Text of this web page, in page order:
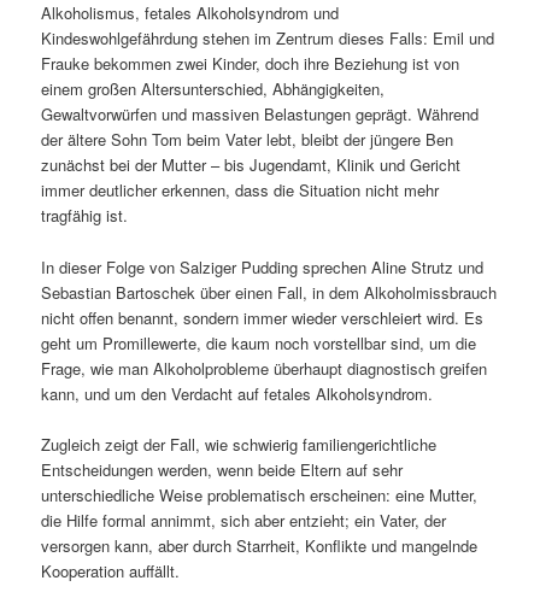
Alkoholismus, fetales Alkoholsyndrom und
Kindeswohlgefährdung stehen im Zentrum dieses Falls: Emil und
Frauke bekommen zwei Kinder, doch ihre Beziehung ist von
einem großen Altersunterschied, Abhängigkeiten,
Gewaltvorwürfen und massiven Belastungen geprägt. Während
der ältere Sohn Tom beim Vater lebt, bleibt der jüngere Ben
zunächst bei der Mutter – bis Jugendamt, Klinik und Gericht
immer deutlicher erkennen, dass die Situation nicht mehr
tragfähig ist.
In dieser Folge von Salziger Pudding sprechen Aline Strutz und
Sebastian Bartoschek über einen Fall, in dem Alkoholmissbrauch
nicht offen benannt, sondern immer wieder verschleiert wird. Es
geht um Promillewerte, die kaum noch vorstellbar sind, um die
Frage, wie man Alkoholprobleme überhaupt diagnostisch greifen
kann, und um den Verdacht auf fetales Alkoholsyndrom.
Zugleich zeigt der Fall, wie schwierig familiengerichtliche
Entscheidungen werden, wenn beide Eltern auf sehr
unterschiedliche Weise problematisch erscheinen: eine Mutter,
die Hilfe formal annimmt, sich aber entzieht; ein Vater, der
versorgen kann, aber durch Starrheit, Konflikte und mangelnde
Kooperation auffällt.